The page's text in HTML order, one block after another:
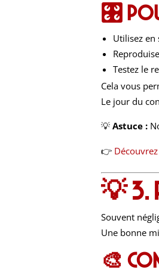
🎛️
Utilisez en
Testez le
Cela vous
Le jour du
💡Astuce :
👉
💡 3.
Souvent
Une bonne
🎨